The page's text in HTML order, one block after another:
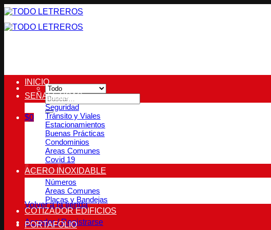
Saltar
al
contenido
Buscar
por:
$0
Carrito
No hay productos en el carrito.
Volver a la tienda
Acceder / Registrarse
INICIO
SEÑALETICAS
Seguridad
Tránsito y Viales
Estacionamientos
Buenas Prácticas
Condominios
Areas Comunes
Covid 19
ACERO INOXIDABLE
Números
Areas Comunes
Placas y Bandejas
COTIZADOR EDIFICIOS
PORTAFOLIO